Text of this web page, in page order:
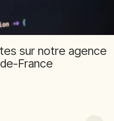
sur notre agence
France